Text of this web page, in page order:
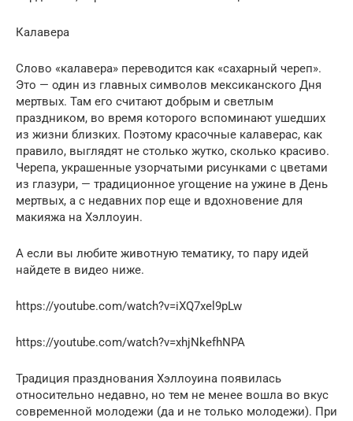
Калавера
Cлово «калавера» переводится как «сахарный череп».
Это — один из главных символов мексиканского Дня
мертвых. Там его считают добрым и светлым
праздником, во время которого вспоминают ушедших
из жизни близких. Поэтому красочные калаверас, как
правило, выглядят не столько жутко, сколько красиво.
Черепа, украшенные узорчатыми рисунками с цветами
из глазури, — традиционное угощение на ужине в День
мертвых, а с недавних пор еще и вдохновение для
макияжа на Хэллоуин.
А если вы любите животную тематику, то пару идей
найдете в видео ниже.
https://youtube.com/watch?v=iXQ7xel9pLw
https://youtube.com/watch?v=xhjNkefhNPA
Традиция празднования Хэллоуина появилась
относительно недавно, но тем не менее вошла во вкус
современной молодежи (да и не только молодежи). При